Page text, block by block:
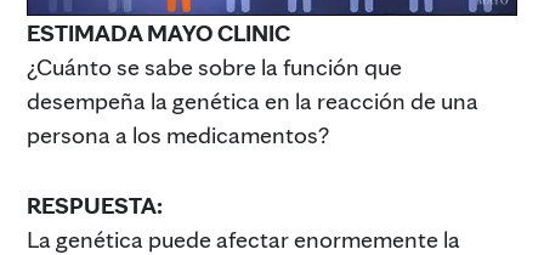
ESTIMADA MAYO CLINIC
¿Cuánto se sabe sobre la función que
desempeña la genética en la reacción de una
persona a los medicamentos?
RESPUESTA:
La genética puede afectar enormemente la